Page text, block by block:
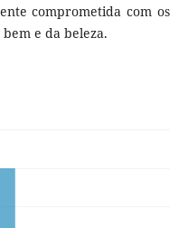
comprometida com os
e da beleza.